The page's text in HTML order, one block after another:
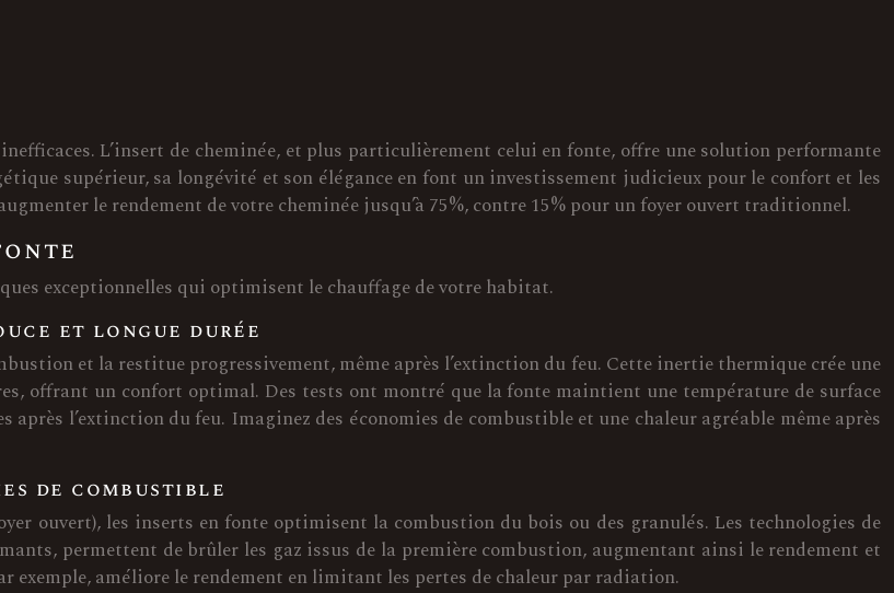
L’insert de cheminée, et plus particulièrement celui en fonte, offre une solution performante
supérieur, sa longévité et son élégance en font un investissement judicieux pour le confort et les
le rendement de votre cheminée jusqu’à 75%, contre 15% pour un foyer ouvert traditionnel.
exceptionnelles qui optimisent le chauffage de votre habitat.
et longue durée
et la restitue progressivement, même après l’extinction du feu. Cette inertie thermique crée une
offrant un confort optimal. Des tests ont montré que la fonte maintient une température de surface
l’extinction du feu. Imaginez des économies de combustible et une chaleur agréable même après
de combustible
ouvert), les inserts en fonte optimisent la combustion du bois ou des granulés. Les technologies de
permettent de brûler les gaz issus de la première combustion, augmentant ainsi le rendement et
améliore le rendement en limitant les pertes de chaleur par radiation.